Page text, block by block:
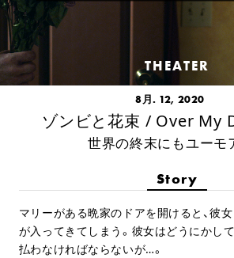
THEATER
8月. 12, 2020
ゾンビと花束 / Over My
世界の終末にもユーモ
Story
マリーがある晩家のドアを開けると、彼
が入ってきてしまう。彼女はどうにかし
払わなければならないが…。